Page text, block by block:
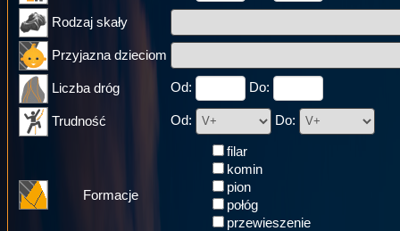
Rodzaj skały
Przyjazna dzieciom
Liczba dróg Od: Do:
Trudność Od: Do:
Formacje
filar
komin
pion
połóg
przewieszenie